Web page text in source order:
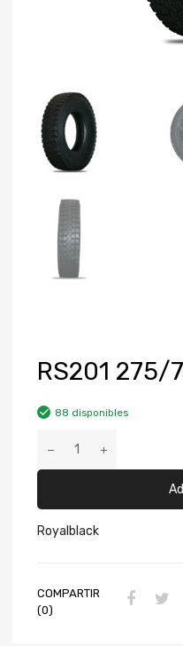
RS201 275/
88 disponibles
Royalblack
COMPARTIR
(0)